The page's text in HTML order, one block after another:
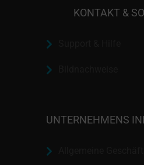
KONTAKT &
UNTERNEHMENS